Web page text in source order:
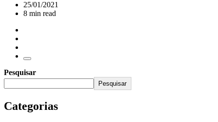
25/01/2021
8 min read
Pesquisar
Pesquisar
Categorias